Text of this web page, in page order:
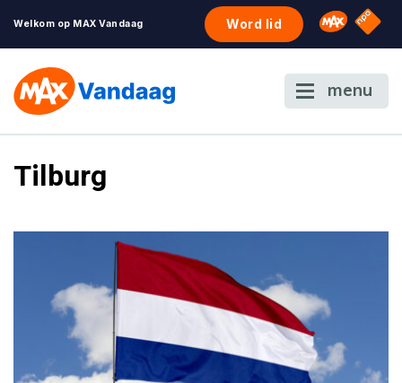
Welkom op MAX Vandaag Word lid Omroep
NPO
menu
Tilburg